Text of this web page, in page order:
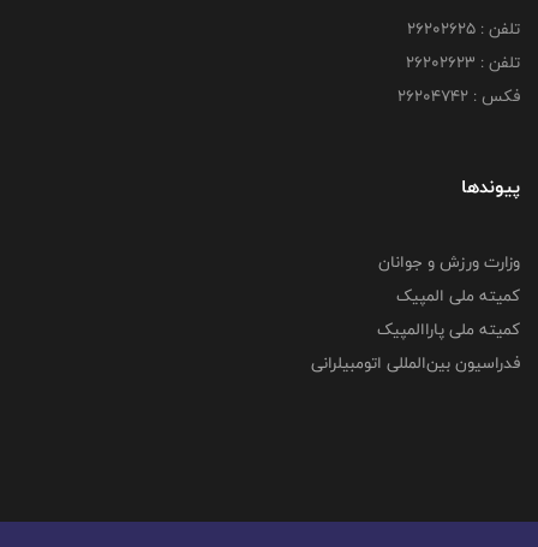
تلفن : ۲۶۲۰۲۶۲۵
تلفن : ۲۶۲۰۲۶۲۳
فکس : ۲۶۲۰۴۷۴۲
پیوندها
وزارت ورزش و جوانان
کمیته ملی المپیک
کمیته ملی پاراالمپیک
فدراسیون بین‌المللی اتومبیلرانی